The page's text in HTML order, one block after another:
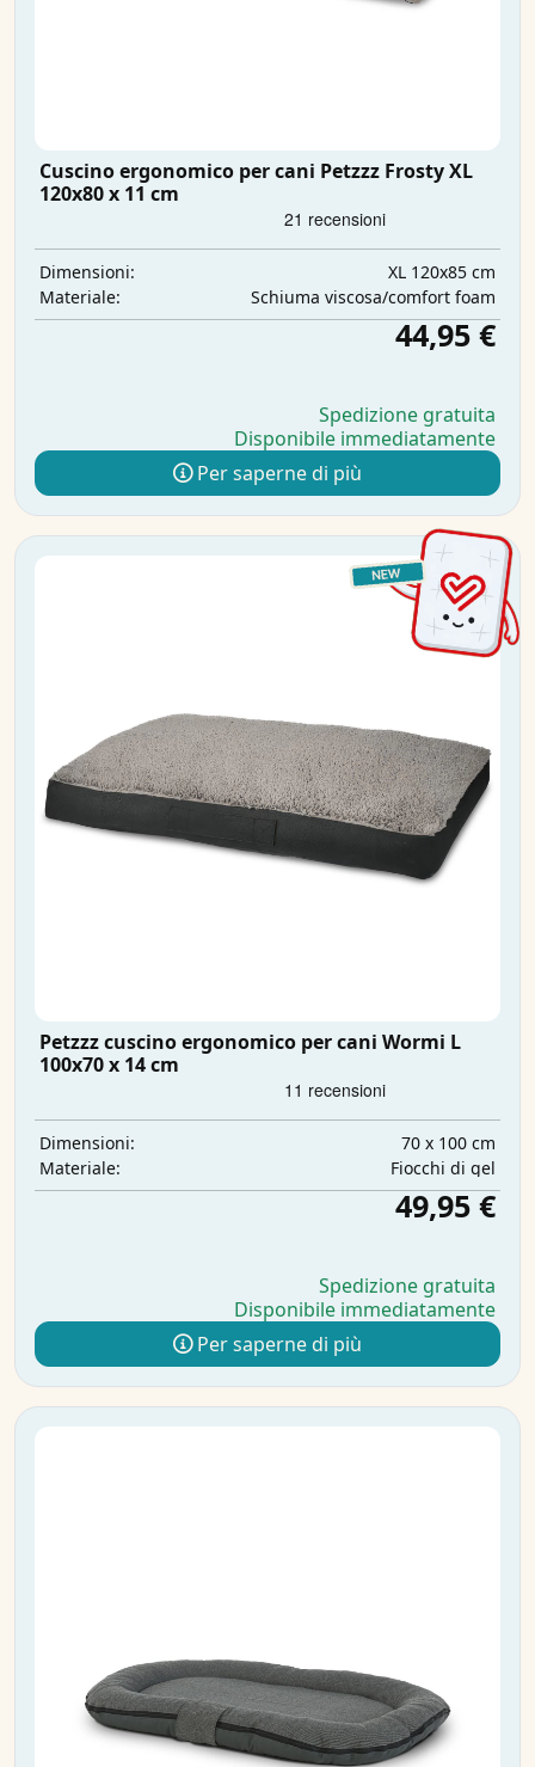
Cuscino ergonomico per cani Petzzz Frosty XL
120x80 x 11 cm
Dimensioni:
XL 120x85 cm
Materiale:
Schiuma viscosa/comfort foam
44,95 €
Spedizione gratuita
Disponibile immediatamente
Per saperne di più
Petzzz cuscino ergonomico per cani Wormi L
100x70 x 14 cm
Dimensioni:
70 x 100 cm
Materiale:
Fiocchi di gel
49,95 €
Spedizione gratuita
Disponibile immediatamente
Per saperne di più